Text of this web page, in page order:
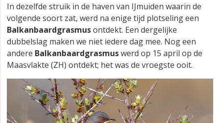
In dezelfde struik in de haven van IJmuiden waarin de
volgende soort zat, werd na enige tijd plotseling een
Balkanbaardgrasmusontdekt. Een dergelijke
dubbelslag maken we niet iedere dag mee. Nog een
andere Balkanbaardgrasmuswerd op 15 april op de
Maasvlakte (ZH) ontdekt; het was de vroegste ooit.